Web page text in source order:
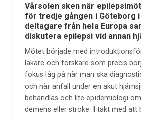
Vårsolen sken när
för tredje gången i Göteborg i
deltagare från hela Europa
diskutera epilepsi vid annan
Mötet började med
läkare och forskare som precis
fokus låg på när man ska
och när anfall under en akut
behandlas och lite epidemiologi
demens eller stroke. I takt med att